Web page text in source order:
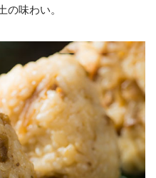
味わい。